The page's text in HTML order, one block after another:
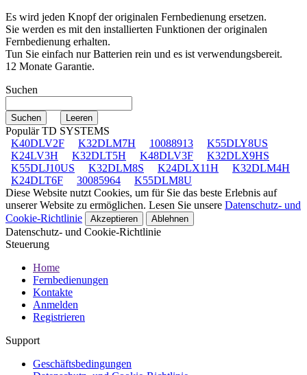
Es wird jeden Knopf der originalen Fernbedienung ersetzen.
Sie werden es mit den installierten Funktionen der originalen
Fernbedienung erhalten.
Tun Sie einfach nur Batterien rein und es ist verwendungsbereit.
12 Monate Garantie.
Suchen
Populär TD SYSTEMS
K40DLV2F
K32DLM7H 10088913
K55DLY8US
K24LV3H
K32DLT5H K48DLV3F
K32DLX9HS
K55DLJ10US
K32DLM8S K24DLX11H
K32DLM4H
K24DLT6F
30085964
K55DLM8U
Diese Website nutzt Cookies, um für Sie das beste Erlebnis auf
unserer Website zu ermöglichen. Lesen Sie unsere Datenschutz- und
Cookie-Richtlinie
Akzeptieren Ablehnen
Datenschutz- und Cookie-Richtlinie
Steuerung
Home
Fernbedienungen
Kontakte
Anmelden
Registrieren
Support
Geschäftsbedingungen